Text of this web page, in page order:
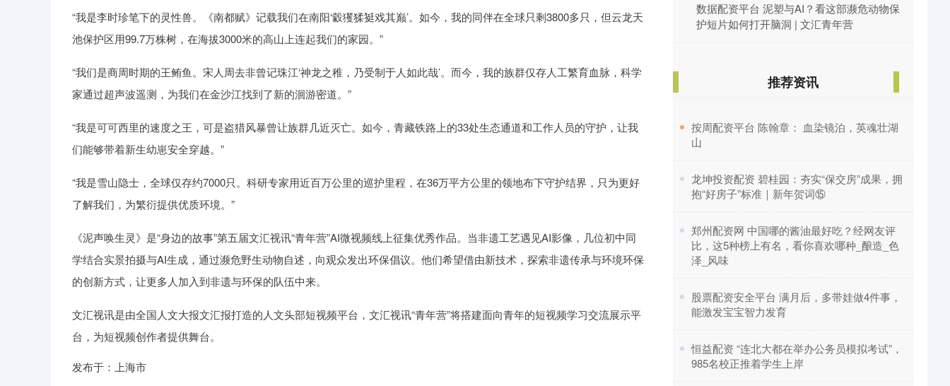
“我是李时珍笔下的灵性兽。《南都赋》记载我们在南阳‘豰玃猱㹶戏其巅’。如今，我的同伴在全球只剩3800多只，但云龙天
池保护区用99.7万株树，在海拔3000米的高山上连起我们的家园。”
“我们是商周时期的王鲔鱼。宋人周去非曾记珠江‘神龙之稚，乃受制于人如此哉’。而今，我的族群仅存人工繁育血脉，科学
家通过超声波遥测，为我们在金沙江找到了新的洄游密道。”
“我是可可西里的速度之王，可是盗猎风暴曾让族群几近灭亡。如今，青藏铁路上的33处生态通道和工作人员的守护，让我
们能够带着新生幼崽安全穿越。”
“我是雪山隐士，全球仅存约7000只。科研专家用近百万公里的巡护里程，在36万平方公里的领地布下守护结界，只为更好
了解我们，为繁衍提供优质环境。”
《泥声唤生灵》是“身边的故事”第五届文汇视讯“青年营”AI微视频线上征集优秀作品。当非遗工艺遇见AI影像，几位初中同
学结合实景拍摄与AI生成，通过濒危野生动物自述，向观众发出环保倡议。他们希望借由新技术，探索非遗传承与环境环保
的创新方式，让更多人加入到非遗与环保的队伍中来。
文汇视讯是由全国人文大报文汇报打造的人文头部短视频平台，文汇视讯“青年营”将搭建面向青年的短视频学习交流展示平
台，为短视频创作者提供舞台。
发布于：上海市
数据配资平台 泥塑与AI？看这部濒危动物保
护短片如何打开脑洞 | 文汇青年营
推荐资讯
​按周配资平台 陈翰章： 血染镜泊，英魂壮湖
山
​龙坤投资配资 碧桂园：夯实“保交房”成果，拥
抱“好房子”标准｜新年贺词⑮
​郑州配资网 中国哪的酱油最好吃？经网友评
比，这5种榜上有名，看你喜欢哪种_酿造_色
泽_风味
​股票配资安全平台 满月后，多带娃做4件事，
能激发宝宝智力发育
​恒益配资 “连北大都在举办公务员模拟考试”，
985名校正推着学生上岸